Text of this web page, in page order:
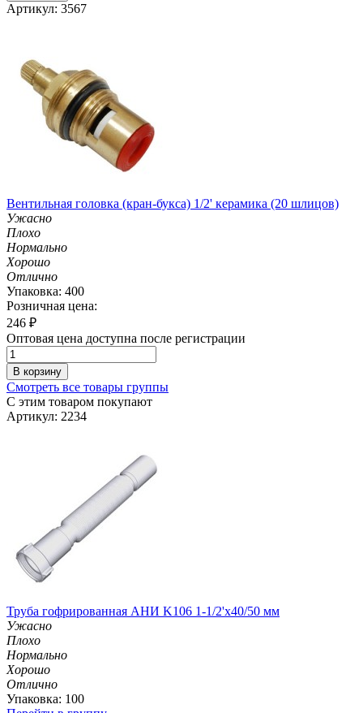
Артикул: 3567
Вентильная головка (кран-букса) 1/2' керамика (20 шлицов)
Ужасно
Плохо
Нормально
Хорошо
Отлично
Упаковка: 400
Розничная цена:
246 ₽
Оптовая цена доступна после регистрации
В корзину
Смотреть все товары группы
С этим товаром покупают
Артикул: 2234
Труба гофрированная АНИ K106 1-1/2'х40/50 мм
Ужасно
Плохо
Нормально
Хорошо
Отлично
Упаковка: 100